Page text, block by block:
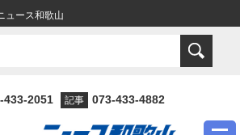
ュース和歌山
433-2051 記事 073-433-4882